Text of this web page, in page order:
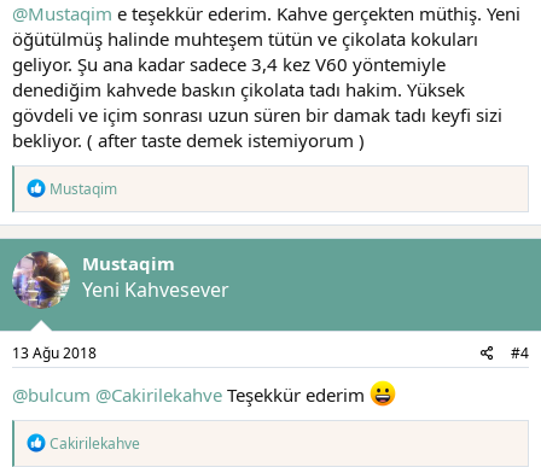
@Mustaqim e teşekkür ederim. Kahve gerçekten müthiş. Yeni
öğütülmüş halinde muhteşem tütün ve çikolata kokuları
geliyor. Şu ana kadar sadece 3,4 kez V60 yöntemiyle
denediğim kahvede baskın çikolata tadı hakim. Yüksek
gövdeli ve içim sonrası uzun süren bir damak tadı keyfi sizi
bekliyor. ( after taste demek istemiyorum )
T
e
p
k
i
l
e
r
:
Mustaqim
Mustaqim
Yeni Kahvesever
13 Ağu 2018 #4
@bulcum @Cakirilekahve Teşekkür ederim
T
Cakirilekahve